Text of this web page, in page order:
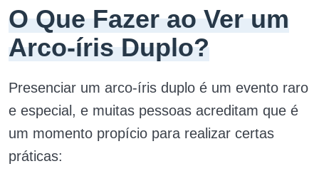
O Que Fazer ao Ver um
Arco-íris Duplo?
Presenciar um arco-íris duplo é um evento raro
e especial, e muitas pessoas acreditam que é
um momento propício para realizar certas
práticas: